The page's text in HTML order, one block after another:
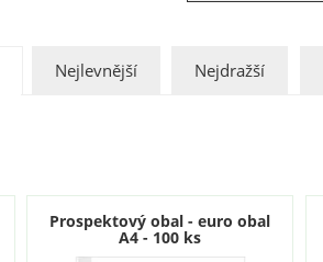
Nejlevnější Nejdražší
Prospektový obal - euro obal
A4 - 100 ks